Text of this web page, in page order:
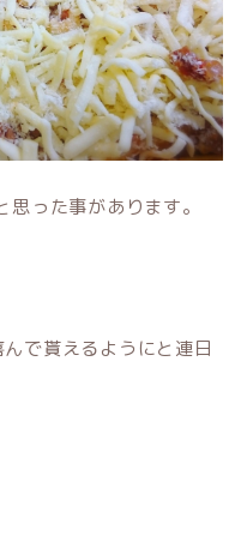
った事があります。
で貰えるようにと連日